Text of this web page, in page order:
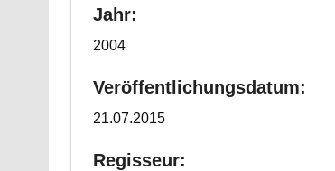
Jahr:
2004
Veröffentlichungsdatum:
21.07.2015
Regisseur: